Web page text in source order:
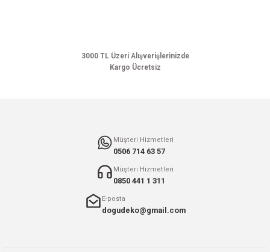
3000 TL Üzeri Alışverişlerinizde
Kargo Ücretsiz
Müşteri Hizmetleri
0506 714 63 57
Müşteri Hizmetleri
0850 441 1 311
E-posta
dogudeko@gmail.com